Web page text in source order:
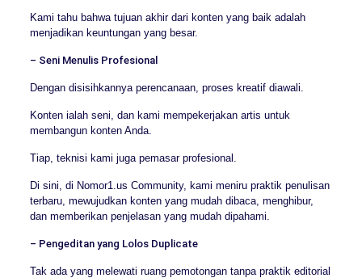
Kami tahu bahwa tujuan akhir dari konten yang baik adalah
menjadikan keuntungan yang besar.
– Seni Menulis Profesional
Dengan disisihkannya perencanaan, proses kreatif diawali.
Konten ialah seni, dan kami mempekerjakan artis untuk
membangun konten Anda.
Tiap, teknisi kami juga pemasar profesional.
Di sini, di Nomor1.us Community, kami meniru praktik penulisan
terbaru, mewujudkan konten yang mudah dibaca, menghibur,
dan memberikan penjelasan yang mudah dipahami.
– Pengeditan yang Lolos Duplicate
Tak ada yang melewati ruang pemotongan tanpa praktik editorial